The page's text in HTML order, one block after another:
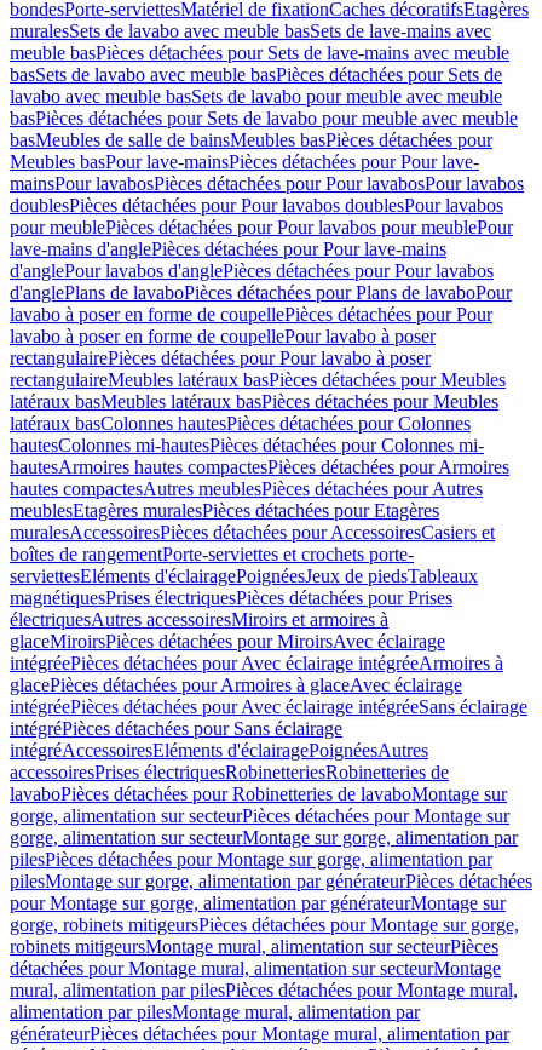
bondesPorte-serviettesMatériel de fixationCaches décoratifsEtagères
muralesSets de lavabo avec meuble basSets de lave-mains avec
meuble basPièces détachées pour Sets de lave-mains avec meuble
basSets de lavabo avec meuble basPièces détachées pour Sets de
lavabo avec meuble basSets de lavabo pour meuble avec meuble
basPièces détachées pour Sets de lavabo pour meuble avec meuble
basMeubles de salle de bainsMeubles basPièces détachées pour
Meubles basPour lave-mainsPièces détachées pour Pour lave-
mainsPour lavabosPièces détachées pour Pour lavabosPour lavabos
doublesPièces détachées pour Pour lavabos doublesPour lavabos
pour meublePièces détachées pour Pour lavabos pour meublePour
lave-mains d'anglePièces détachées pour Pour lave-mains
d'anglePour lavabos d'anglePièces détachées pour Pour lavabos
d'anglePlans de lavaboPièces détachées pour Plans de lavaboPour
lavabo à poser en forme de coupellePièces détachées pour Pour
lavabo à poser en forme de coupellePour lavabo à poser
rectangulairePièces détachées pour Pour lavabo à poser
rectangulaireMeubles latéraux basPièces détachées pour Meubles
latéraux basMeubles latéraux basPièces détachées pour Meubles
latéraux basColonnes hautesPièces détachées pour Colonnes
hautesColonnes mi-hautesPièces détachées pour Colonnes mi-
hautesArmoires hautes compactesPièces détachées pour Armoires
hautes compactesAutres meublesPièces détachées pour Autres
meublesEtagères muralesPièces détachées pour Etagères
muralesAccessoiresPièces détachées pour AccessoiresCasiers et
boîtes de rangementPorte-serviettes et crochets porte-
serviettesEléments d'éclairagePoignéesJeux de piedsTableaux
magnétiquesPrises électriquesPièces détachées pour Prises
électriquesAutres accessoiresMiroirs et armoires à
glaceMiroirsPièces détachées pour MiroirsAvec éclairage
intégréePièces détachées pour Avec éclairage intégréeArmoires à
glacePièces détachées pour Armoires à glaceAvec éclairage
intégréePièces détachées pour Avec éclairage intégréeSans éclairage
intégréPièces détachées pour Sans éclairage
intégréAccessoiresEléments d'éclairagePoignéesAutres
accessoiresPrises électriquesRobinetteriesRobinetteries de
lavaboPièces détachées pour Robinetteries de lavaboMontage sur
gorge, alimentation sur secteurPièces détachées pour Montage sur
gorge, alimentation sur secteurMontage sur gorge, alimentation par
pilesPièces détachées pour Montage sur gorge, alimentation par
pilesMontage sur gorge, alimentation par générateurPièces détachées
pour Montage sur gorge, alimentation par générateurMontage sur
gorge, robinets mitigeursPièces détachées pour Montage sur gorge,
robinets mitigeursMontage mural, alimentation sur secteurPièces
détachées pour Montage mural, alimentation sur secteurMontage
mural, alimentation par pilesPièces détachées pour Montage mural,
alimentation par pilesMontage mural, alimentation par
générateurPièces détachées pour Montage mural, alimentation par